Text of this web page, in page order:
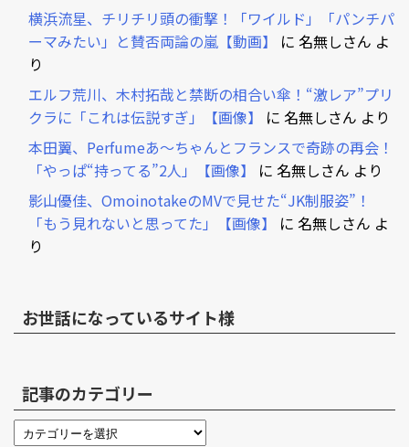
横浜流星、チリチリ頭の衝撃！「ワイルド」「パンチパ
ーマみたい」と賛否両論の嵐【動画】
に 名無しさん よ
り
エルフ荒川、木村拓哉と禁断の相合い傘！“激レア”プリ
クラに「これは伝説すぎ」【画像】
に 名無しさん より
本田翼、Perfumeあ～ちゃんとフランスで奇跡の再会！
「やっぱ“持ってる”2人」【画像】
に 名無しさん より
影山優佳、OmoinotakeのMVで見せた“JK制服姿”！
「もう見れないと思ってた」【画像】
に 名無しさん よ
り
お世話になっているサイト様
記事のカテゴリー